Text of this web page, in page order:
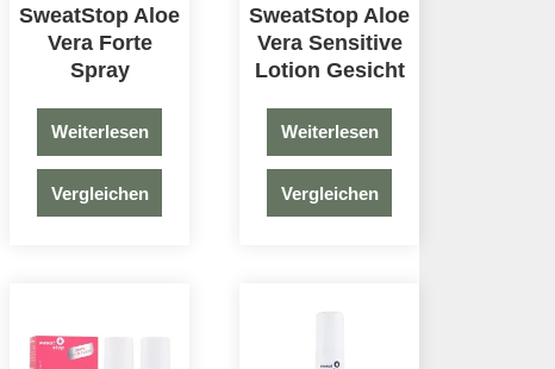
SweatStop Aloe
Vera Forte
Spray
Weiterlesen
Vergleichen
SweatStop Aloe
Vera Sensitive
Lotion Gesicht
Weiterlesen
Vergleichen